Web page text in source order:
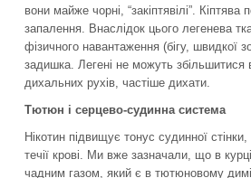
вони майже чорні, “закіптявілі”.
запалення. Внаслідок цього легенева
фізичного навантаження (бігу, швидкої
задишка. Легені не можуть збільшитися
дихальних рухів, частіше дихати.
Тютюн і серцево-судинна система
Нікотин підвищує тонус судинної
течії крові. Ми вже зазначали, що в
чадним газом, який є в тютюновому